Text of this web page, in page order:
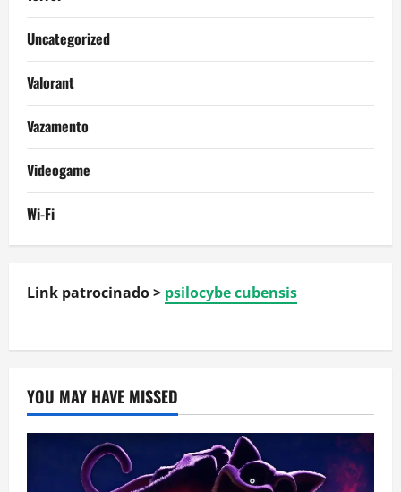
Uncategorized
Valorant
Vazamento
Videogame
Wi-Fi
Link patrocinado > psilocybe cubensis
YOU MAY HAVE MISSED